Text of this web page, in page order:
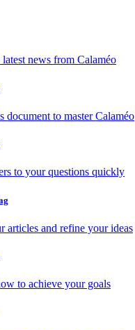
news from Calaméo
document to master Calaméo
to your questions quickly
articles and refine your ideas
to achieve your goals